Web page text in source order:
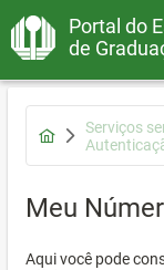
Portal do
de
Serviços
Meu
Aqui você pode